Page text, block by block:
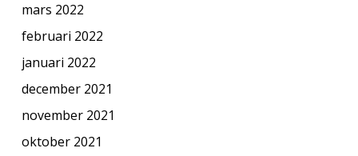
mars 2022
februari 2022
januari 2022
december 2021
november 2021
oktober 2021